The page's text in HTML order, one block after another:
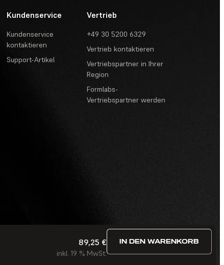
89,25 €
inkl. 19 % MwSt.
IN DEN WARENKORB
Kundenservice
Kundenservice
kontaktieren
Support-Artikel
Vertrieb
+49 30 5200 6329
Vertrieb kontaktieren
Vertriebspartner in Ihrer
Region
Formlabs-
Vertriebspartner werden
Wettbewerbe und Gewinnspiele